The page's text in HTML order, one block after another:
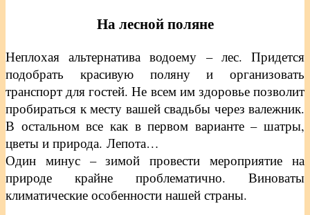
На лесной поляне
Неплохая альтернатива водоему – лес. Придется
подобрать красивую поляну и организовать
транспорт для гостей. Не всем им здоровье позволит
пробираться к месту вашей свадьбы через валежник.
В остальном все как в первом варианте – шатры,
цветы и природа. Лепота…
Один минус – зимой провести мероприятие на
природе крайне проблематично. Виноваты
климатические особенности нашей страны.